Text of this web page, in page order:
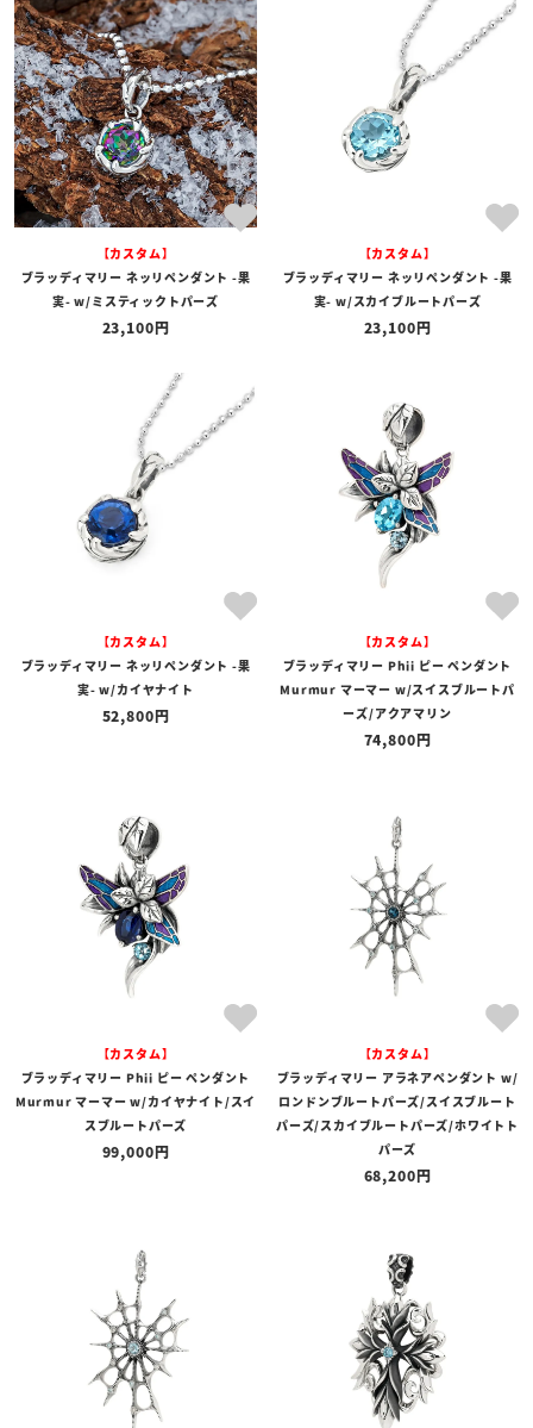
【カスタム】
ブラッディマリー ネッリペンダント -果
実- w/ミスティックトパーズ
23,100
【カスタム】
ブラッディマリー ネッリペンダント -果
実- w/スカイブルートパーズ
23,100
【カスタム】
ブラッディマリー ネッリペンダント -果
実- w/カイヤナイト
52,800
【カスタム】
ブラッディマリー Phii ピー ペンダント
Murmur マーマー w/スイスブルートパ
ーズ/アクアマリン
74,800
【カスタム】
ブラッディマリー Phii ピー ペンダント
Murmur マーマー w/カイヤナイト/スイ
スブルートパーズ
99,000
【カスタム】
ブラッディマリー アラネアペンダント w/
ロンドンブルートパーズ/スイスブルート
パーズ/スカイブルートパーズ/ホワイトト
パーズ
68,200